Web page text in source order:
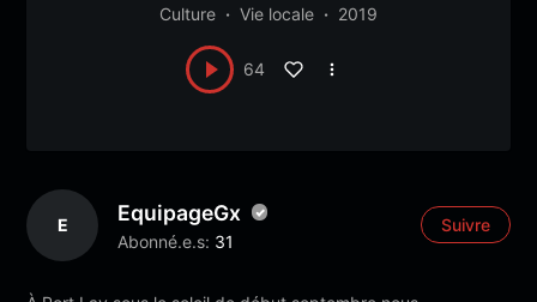
Culture Vie locale 2019
64
E EquipageGx
Abonné.e.s: 31
Suivre